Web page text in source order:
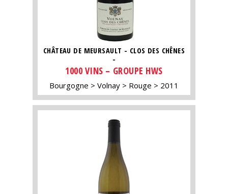
CHÂTEAU DE MEURSAULT - CLOS DES CHÊNES
-
1000 VINS – GROUPE HWS
Bourgogne Volnay Rouge 2011